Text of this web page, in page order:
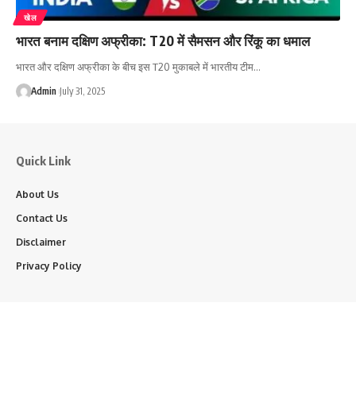
खेल
भारत बनाम दक्षिण अफ्रीका: T20 में सैमसन और रिंकू का धमाल
भारत और दक्षिण अफ्रीका के बीच इस T20 मुकाबले में भारतीय टीम…
Admin July 31, 2025
Quick Link
About Us
Contact Us
Disclaimer
Privacy Policy